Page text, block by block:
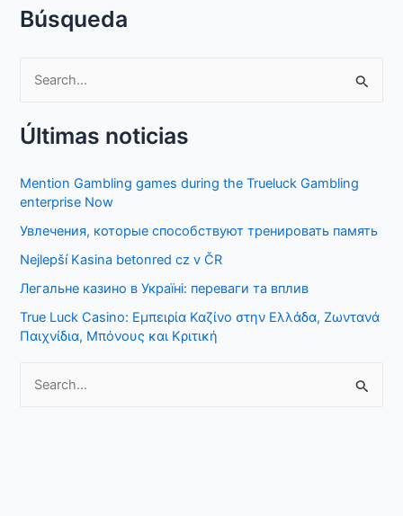
Búsqueda
a
c
f
o
r
:
Últimas noticias
Mention Gambling games during the Trueluck Gambling
enterprise Now
Увлечения, которые способствуют тренировать память
Nejlepší Kasina betonred cz v ČR
Легальне казино в Україні: переваги та вплив
True Luck Casino: Εμπειρία Καζίνο στην Ελλάδα, Ζωντανά
Παιχνίδια, Μπόνους και Κριτική